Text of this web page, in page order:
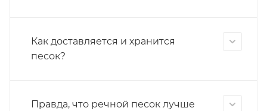
Как доставляется и хранится
песок?
Правда, что речной песок лучше